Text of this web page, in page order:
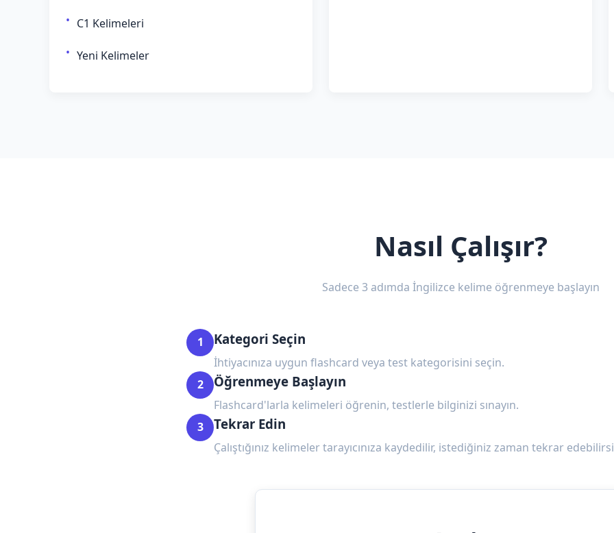
C1 Kelimeleri
Yeni Kelimeler
Nasıl Çalışır?
Sadece 3 adımda İngilizce kelime öğrenmeye başlayın
1 Kategori Seçin
İhtiyacınıza uygun flashcard veya test kategorisini seçin.
2
Öğrenmeye Başlayın
Flashcard'larla kelimeleri öğrenin, testlerle bilginizi sınayın.
3
Tekrar Edin
Çalıştığınız kelimeler tarayıcınıza kaydedilir, istediğiniz zaman tekrar